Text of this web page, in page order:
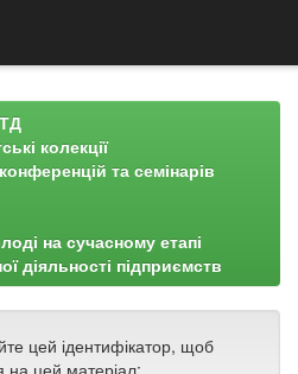
колекції
та семінарів
на сучасному етапі
діяльності підприємств
цей ідентифікатор, щоб
на цей матеріал: